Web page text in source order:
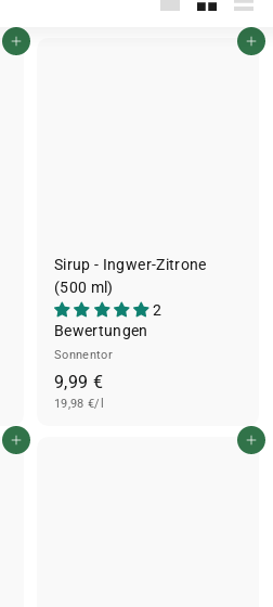
In den Einkaufswagen legen In den Einkaufswagen legen
Sirup - Ingwer-Zitrone
(500 ml)
2
Bewertungen
Sonnentor
9,99 €9
,
19,98 €/l
In den Einkaufswagen legen In den Einkaufswagen legen